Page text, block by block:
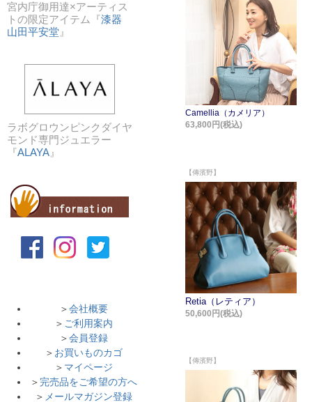
宮内庁御用達×アーティス
トの限定アイテム『漆器
山田平安堂 』
ラボグロウンピンクダイヤ
モンド専門ジュエラー
『ALAYA 』
＞会社概要
＞ ご利用案内
＞会員登録
＞ お買いものカゴ
＞ マイページ
＞ 完売品をご希望の方へ
＞ メールマガジン登録